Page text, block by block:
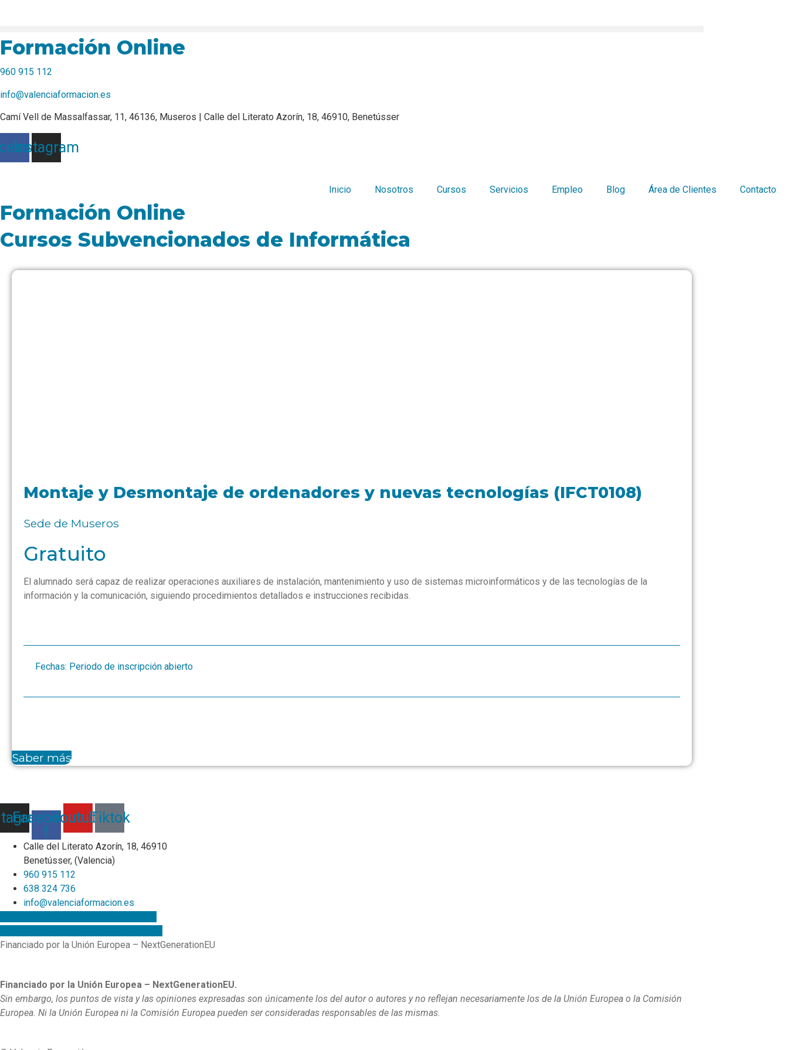
Formación Online
960 915 112
info@valenciaformacion.es
Camí Vell de Massalfassar, 11, 46136, Museros | Calle del Literato Azorín, 18, 46910, Benetússer
Instagram
Inicio Nosotros Cursos Servicios Empleo Blog Área de Clientes Contacto
Formación Online
Cursos Subvencionados de Informática
Montaje y Desmontaje de ordenadores y nuevas tecnologías (IFCT0108)
Sede de Museros
Gratuito
El alumnado será capaz de realizar operaciones auxiliares de instalación, mantenimiento y uso de sistemas microinformáticos y de las tecnologías de la
información y la comunicación, siguiendo procedimientos detallados e instrucciones recibidas.
Fechas: Periodo de inscripción abierto
Saber más
Facebook-
f
YoutubeTiktok
Calle del Literato Azorín, 18, 46910
Benetússer, (Valencia)
960 915 112
638 324 736
info@valenciaformacion.es
Financiado por la Unión Europea – NextGenerationEU
Financiado por la Unión Europea – NextGenerationEU.
Sin embargo, los puntos de vista y las opiniones expresadas son únicamente los del autor o autores y no reflejan necesariamente los de la Unión Europea o la Comisión
Europea. Ni la Unión Europea ni la Comisión Europea pueden ser consideradas responsables de las mismas.